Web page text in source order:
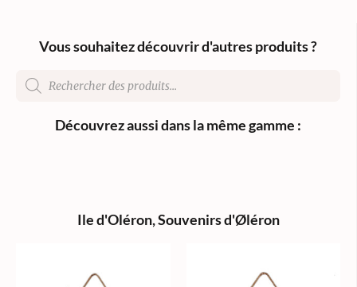
Vous souhaitez découvrir d'autres produits ?
Découvrez aussi dans la même gamme :
Ile d'Oléron,Souvenirs d'Øléron